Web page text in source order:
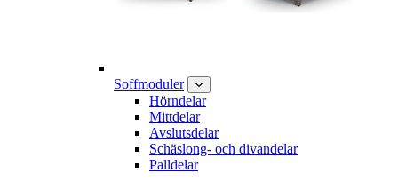
Soffmoduler
Hörndelar
Mittdelar
Avslutsdelar
Schäslong- och divandelar
Palldelar